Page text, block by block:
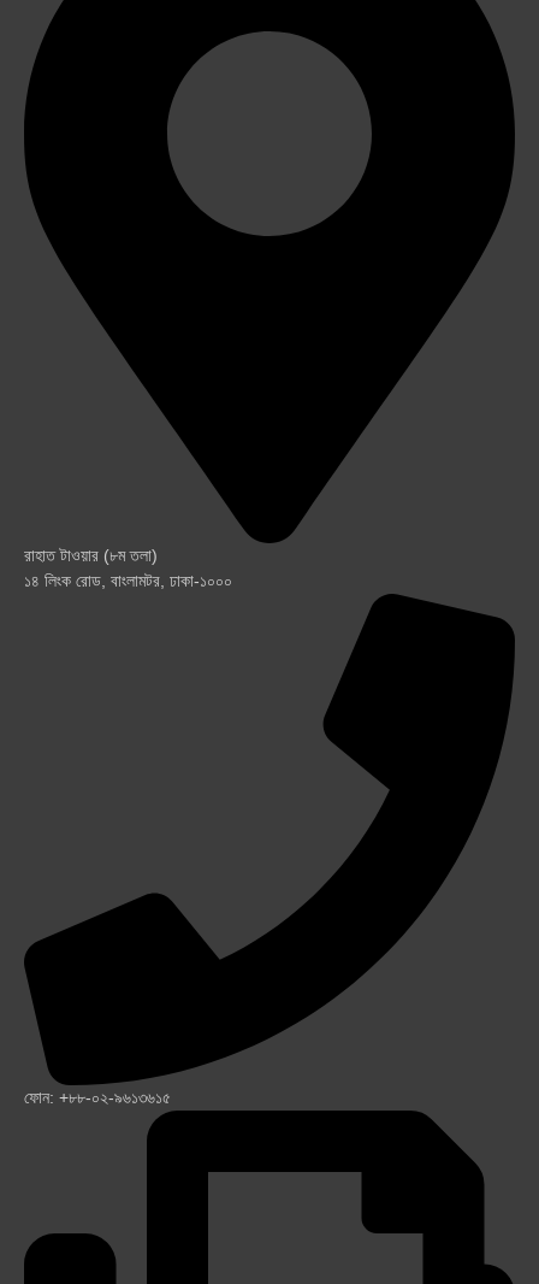
রাহাত টাওয়ার (৮ম তলা)
১৪ লিংক রোড, বাংলামটর, ঢাকা-১০০০
ফোন: +৮৮-০২-৯৬১৩৬১৫